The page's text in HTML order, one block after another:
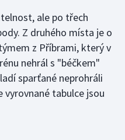
ale po třech
Z druhého místa je o
z Příbrami, který v
nehrál s "béčkem"
sparťané neprohráli
tabulce jsou